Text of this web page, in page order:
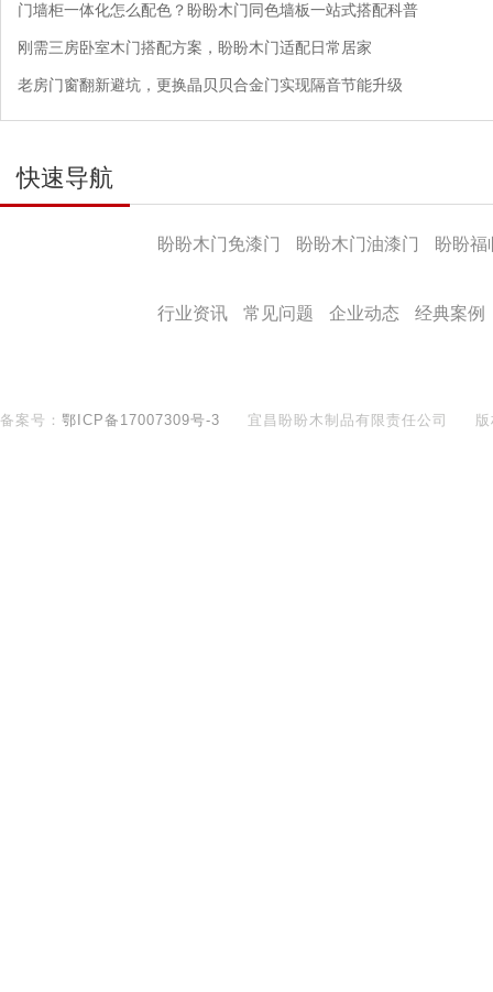
门墙柜一体化怎么配色？盼盼木门同色墙板一站式搭配科普
刚需三房卧室木门搭配方案，盼盼木门适配日常居家
老房门窗翻新避坑，更换晶贝贝合金门实现隔音节能升级
快速导航
盼盼木门免漆门 盼盼木门油漆门 盼盼福
行业资讯 常见问题 企业动态 经典案例
备案号： 鄂ICP备17007309号-3 宜昌盼盼木制品有限责任公司